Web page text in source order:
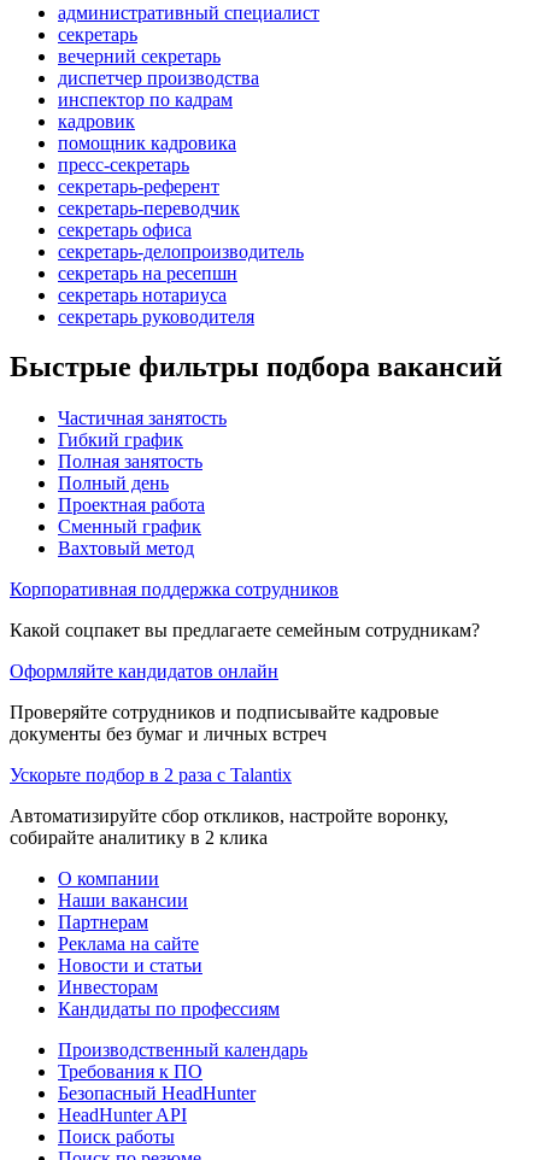
административный специалист
секретарь
вечерний секретарь
диспетчер производства
инспектор по кадрам
кадровик
помощник кадровика
пресс-секретарь
секретарь-референт
секретарь-переводчик
секретарь офиса
секретарь-делопроизводитель
секретарь на ресепшн
секретарь нотариуса
секретарь руководителя
Быстрые фильтры подбора вакансий
Частичная занятость
Гибкий график
Полная занятость
Полный день
Проектная работа
Сменный график
Вахтовый метод
Корпоративная поддержка сотрудников
Какой соцпакет вы предлагаете семейным сотрудникам?
Оформляйте кандидатов онлайн
Проверяйте сотрудников и подписывайте кадровые
документы без бумаг и личных встреч
Ускорьте подбор в 2 раза с Talantix
Автоматизируйте сбор откликов, настройте воронку,
собирайте аналитику в 2 клика
О компании
Наши вакансии
Партнерам
Реклама на сайте
Новости и статьи
Инвесторам
Кандидаты по профессиям
Производственный календарь
Требования к ПО
Безопасный HeadHunter
HeadHunter API
Поиск работы